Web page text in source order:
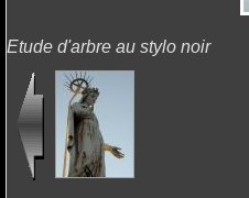
Etude d'arbre au stylo noir